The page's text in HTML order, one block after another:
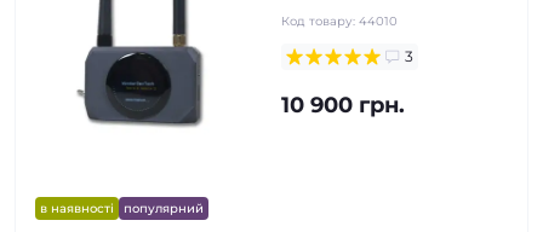
в наявності популярний
Код товару: 44010
3
10 900 грн.